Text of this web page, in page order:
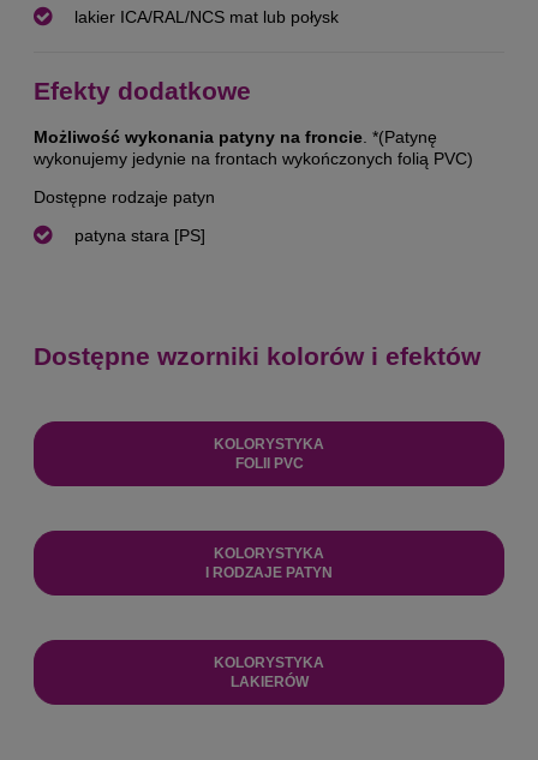
lakier ICA/RAL/NCS mat lub połysk
Efekty dodatkowe
Możliwość wykonania patyny na froncie. *(Patynę
wykonujemy jedynie na frontach wykończonych folią PVC)
Dostępne rodzaje patyn
patyna stara [PS]
Dostępne wzorniki kolorów i efektów
KOLORYSTYKA
FOLII PVC
KOLORYSTYKA
I RODZAJE PATYN
KOLORYSTYKA
LAKIERÓW